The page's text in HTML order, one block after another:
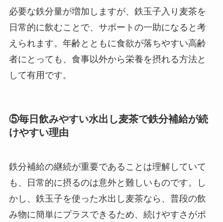
必要な鉄分量が増加しますが、鉄玉子入り麦茶を
日常的に飲むことで、サポートの一助になると考
えられます。年齢とともに食欲が落ちやすい高齢
者にとっても、食事以外から栄養を摂れる方法と
して有用です。
⑤毎日飲みやすい水出し麦茶で鉄分補給が続
けやすい理由
鉄分補給の継続が重要であることは理解していて
も、日常的に摂るのは意外と難しいものです。し
かし、鉄玉子を使った水出し麦茶なら、普段の飲
み物に簡単にプラスできるため、続けやすさがポ